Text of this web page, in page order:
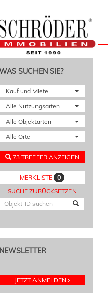
SUCHEN SIE?
Kauf und Miete
Alle Nutzungsarten
Alle Objektarten
Alle Orte
73 TREFFER ANZEIGEN
MERKLISTE
0
SUCHE ZURÜCKSETZEN
NEWSLETTER
JETZT ANMELDEN